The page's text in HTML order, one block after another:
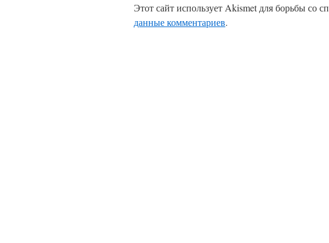
Этот сайт использует Akismet для борьбы со
данные комментариев.